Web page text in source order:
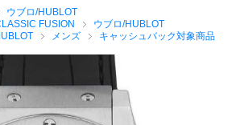
ブランドから探す
ウブロ/HUBLOT
FUSION
ウブロ/HUBLOT
メンズ
キャッシュバック対象商品